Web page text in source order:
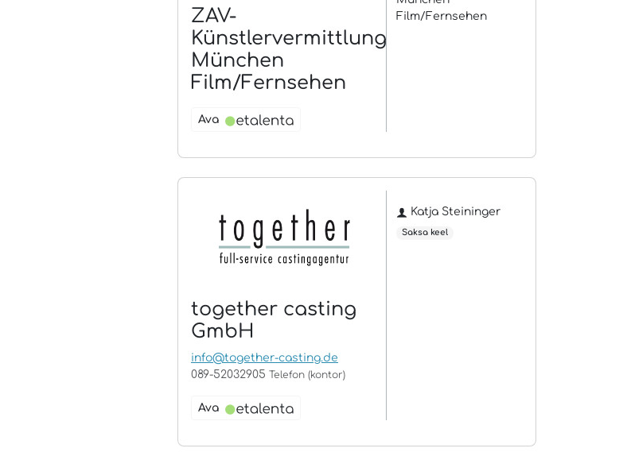
ZAV-
Künstlervermittlung
München
Film/Fernsehen
Ava
Film/Fernsehen
together casting
GmbH
info@together-casting.de
089-52032905 Telefon (kontor)
Ava
Katja Steininger
Saksa keel